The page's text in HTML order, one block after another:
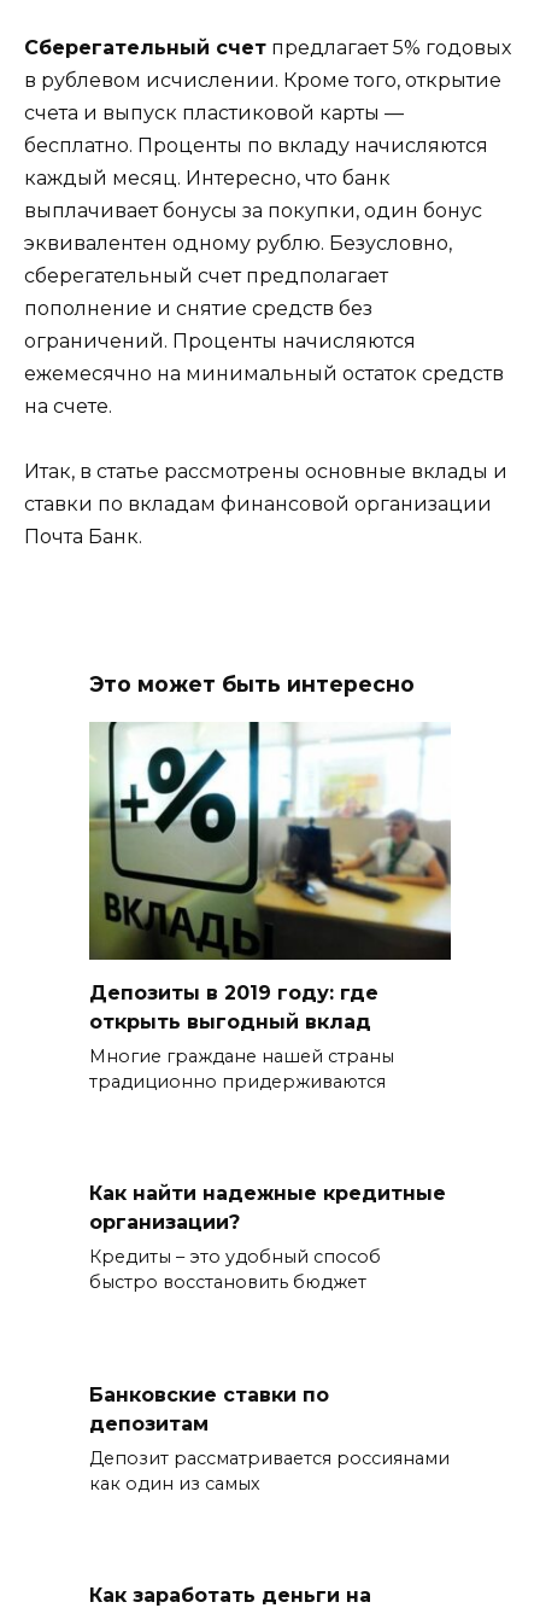
Сберегательный счет предлагает 5% годовых
в рублевом исчислении. Кроме того, открытие
счета и выпуск пластиковой карты —
бесплатно. Проценты по вкладу начисляются
каждый месяц. Интересно, что банк
выплачивает бонусы за покупки, один бонус
эквивалентен одному рублю. Безусловно,
сберегательный счет предполагает
пополнение и снятие средств без
ограничений. Проценты начисляются
ежемесячно на минимальный остаток средств
на счете.
Итак, в статье рассмотрены основные вклады и
ставки по вкладам финансовой организации
Почта Банк.
Это может быть интересно
Депозиты в 2019 году: где
открыть выгодный вклад
Многие граждане нашей страны
традиционно придерживаются
Как найти надежные кредитные
организации?
Кредиты – это удобный способ
быстро восстановить бюджет
Банковские ставки по
депозитам
Депозит рассматривается россиянами
как один из самых
Как заработать деньги на